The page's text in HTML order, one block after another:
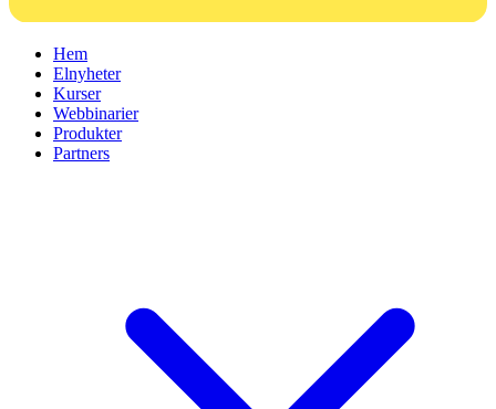
Hem
Elnyheter
Kurser
Webbinarier
Produkter
Partners